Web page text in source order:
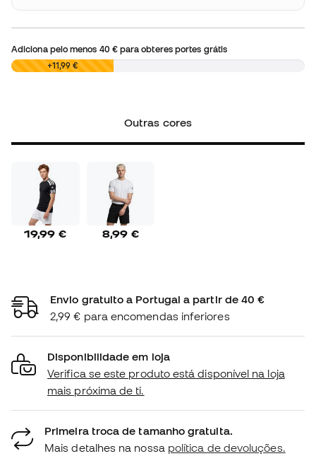
Adiciona pelo menos 40 €para obteres portes grátis
0,00 € +11,99 €
Outras cores
19,99 € 8,99 €
Envio gratuito a Portugal a partir de 40 €
2,99 € para encomendas inferiores
Disponibilidade em loja
Verifica se este produto está disponível na loja
mais próxima de ti.
Primeira troca de tamanho gratuita.
Mais detalhes na nossa política de devoluções.